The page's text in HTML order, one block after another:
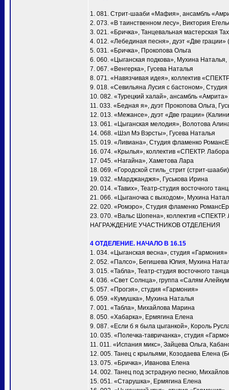
1. 081. Стрит-шааби «Мафия», ансамбль
2. 073. «В таинственном лесу», Виктория
3. 021. «Бричка», Танцевальная мастерская
4. 012. «Лебединая песня», дуэт «Две
5. 031. «Бричка», Прокопова Ольга
6. 060. «Цыганская подкова», Мухина
7. 067. «Венгерка», Гусева Наталья
8. 071. «Навязчивая идея», коллектив
9. 018. «Севильяна Лусия с бастоном»,
10. 082. «Турецкий халай», ансамбль «Амрита»
11. 033. «Бедная я», дуэт Прокопова Ольга,
12. 013. «Межансе», дуэт «Две грации»
13. 061. «Цыганская мелодия», Волотова
14. 068. «Шэл Мэ Вэрсты», Гусева Наталья
15. 019. «Ливиана», Студия фламенко
16. 074. «Крылья», коллектив «СПЕКТР.
17. 045. «Нагайна», Хаметова Лара
18. 069. «Городской стиль_стрит (стрит-
19. 032. «Марджанджя», Гуськова Ирина
20. 014. «Тавих», Театр-студия восточного
21. 066. «Цыганочка с выходом», Мухина
22. 020. «Ромэро», Студия фламенко
23. 070. «Вальс Шопена», коллектив «СПЕКТР.
НАГРАЖДЕНИЕ УЧАСТНИКОВ ОТДЕЛЕНИЯ
4 ОТДЕЛЕНИЕ. НАЧАЛО В 16.15
1. 034. «Цыганская весна», студия «Гармония»
2. 052. «Палсо», Бегишева Юлия, Мухина
3. 015. «Табла», Театр-студия восточного
4. 036. «Свет Солнца», группа «Салям
5. 057. «Прогэя», студия «Гармония»
6. 059. «Кумушка», Мухина Наталья
7. 001. «Taбла», Михайлова Марина
8. 050. «Хабарка», Ермягина Елена
9. 087. «Если б я была цыганкой», Король
10. 035. «Полечка-тавричанка», студия
11. 011. «Испания микс», Зайцева Ольга,
12. 005. Танец с крыльями, Козодаева Елена
13. 075. «Бричка», Иванова Елена
14. 002. Танец под эстрадную песню,
15. 051. «Старушка», Ермягина Елена